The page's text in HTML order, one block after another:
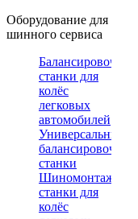
Оборудование для
шинного сервиса
Балансировочные
станки для
колёс
легковых
автомобилей
Универсальные
балансировочные
станки
Шиномонтажные
станки для
колёс